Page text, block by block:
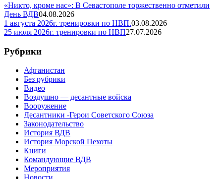
«Никто, кроме нас»: В Севастополе торжественно отметили
День ВДВ04.08.2026
1 августа 2026г. тренировки по НВП.03.08.2026
25 июля 2026г. тренировки по НВП27.07.2026
Рубрики
Афганистан
Без рубрики
Видео
Воздушно — десантные войска
Вооружение
Десантники -Герои Советского Союза
Законодательство
История ВДВ
История Морской Пехоты
Книги
Командующие ВДВ
Мероприятия